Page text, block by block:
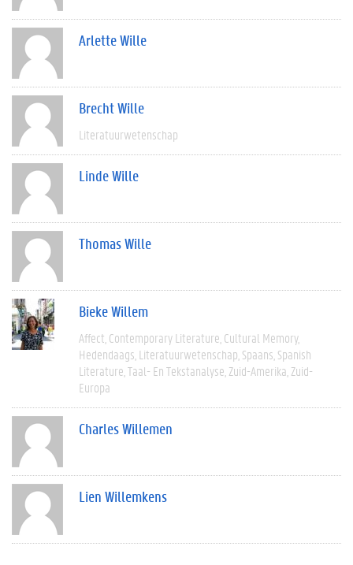
Arlette Wille
Brecht Wille
Literatuurwetenschap
Linde Wille
Thomas Wille
Bieke Willem
Affect Contemporary Literature Cultural Memory
Hedendaags Literatuurwetenschap Spaans Spanish
Literature Taal- En Tekstanalyse Zuid-Amerika Zuid-
Europa
Charles Willemen
Lien Willemkens